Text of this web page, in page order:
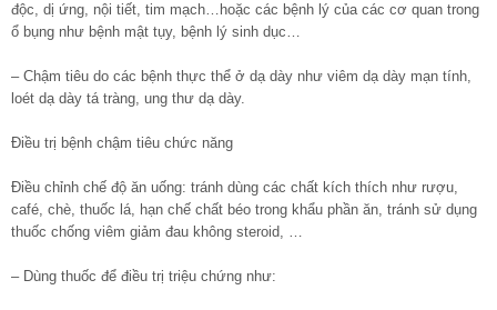
độc, dị ứng, nội tiết, tim mạch…hoặc các bệnh lý của các cơ quan trong
ổ bụng như bệnh mật tụy, bệnh lý sinh dục…
– Chậm tiêu do các bệnh thực thể ở dạ dày như viêm dạ dày mạn tính,
loét dạ dày tá tràng, ung thư dạ dày.
Điều trị bệnh chậm tiêu chức năng
Điều chỉnh chế độ ăn uống: tránh dùng các chất kích thích như rượu,
café, chè, thuốc lá, hạn chế chất béo trong khẩu phần ăn, tránh sử dụng
thuốc chống viêm giảm đau không steroid, …
– Dùng thuốc để điều trị triệu chứng như: